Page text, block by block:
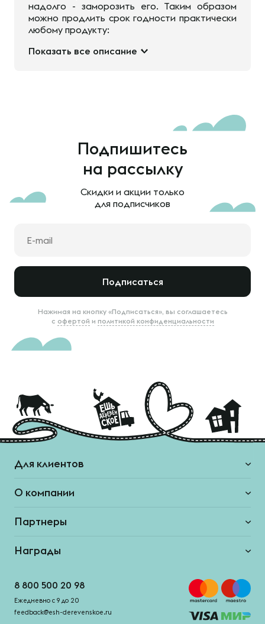
надолго - заморозить его. Таким образом
можно продлить срок годности практически
любому продукту:
Показать все описание
Подпишитесь
на рассылку
Скидки и акции только
для подписчиков
Подписаться
Нажимая на кнопку «Подписаться», вы соглашаетесь
с офертой и политикой конфиденциальности
Для клиентов
О компании
Партнеры
Награды
8 800 500 20 98
Ежедневно с 9 до 20
feedback@esh-derevenskoe.ru